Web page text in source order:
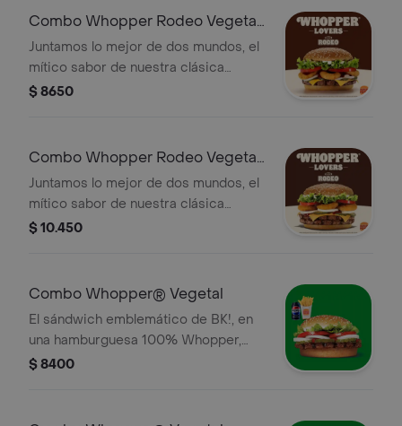
Combo Whopper Rodeo Vegetal
Simple
Juntamos lo mejor de dos mundos, el
mítico sabor de nuestra clásica
Whopper Vegetal de siempre, pero
combinación perfecta de sabores y
texturas en cada bocado! ¡Tu combo
incluye pa
$ 8650
Combo Whopper Rodeo Vegetal
Doble
Juntamos lo mejor de dos mundos, el
mítico sabor de nuestra clásica
Whopper Vegetal de siempre, pero
combinación perfecta de sabores y
texturas en cada bocado! ¡Tu combo
incluye pa
$ 10.450
Combo Whopper® Vegetal
El sándwich emblemático de BK!, en
una hamburguesa 100% Whopper,
0% carne, hecha completamente de
$ 8400